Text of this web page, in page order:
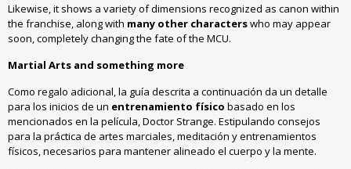
Likewise, it shows a variety of dimensions recognized as canon within
the franchise, along with many other characterswho may appear
soon, completely changing the fate of the MCU.
Martial Arts and something more
Como regalo adicional,la guía descrita a continuación da un detalle
para los inicios de un entrenamiento físico basado en los
mencionados en la película, Doctor Strange. Estipulando consejos
para la práctica de artes marciales,meditación y entrenamientos
físicos,necesarios para mantener alineado el cuerpo y la mente.